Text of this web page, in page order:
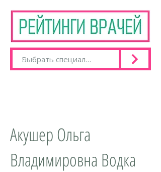
Акушер Ольга
Владимировна Водка